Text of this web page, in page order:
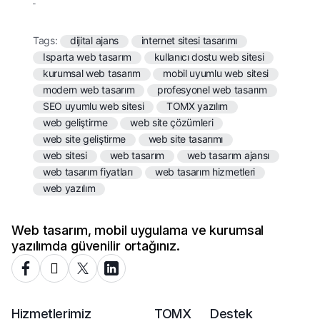
Tags: dijital ajans
internet sitesi tasarımı
Isparta web tasarım
kullanıcı dostu web sitesi
kurumsal web tasarım
mobil uyumlu web sitesi
modern web tasarım
profesyonel web tasarım
SEO uyumlu web sitesi
TOMX yazılım
web geliştirme
web site çözümleri
web site geliştirme
web site tasarımı
web sitesi
web tasarım
web tasarım ajansı
web tasarım fiyatları
web tasarım hizmetleri
web yazılım
Web tasarım, mobil uygulama ve kurumsal
yazılımda güvenilir ortağınız.
Hizmetlerimiz TOMX Destek